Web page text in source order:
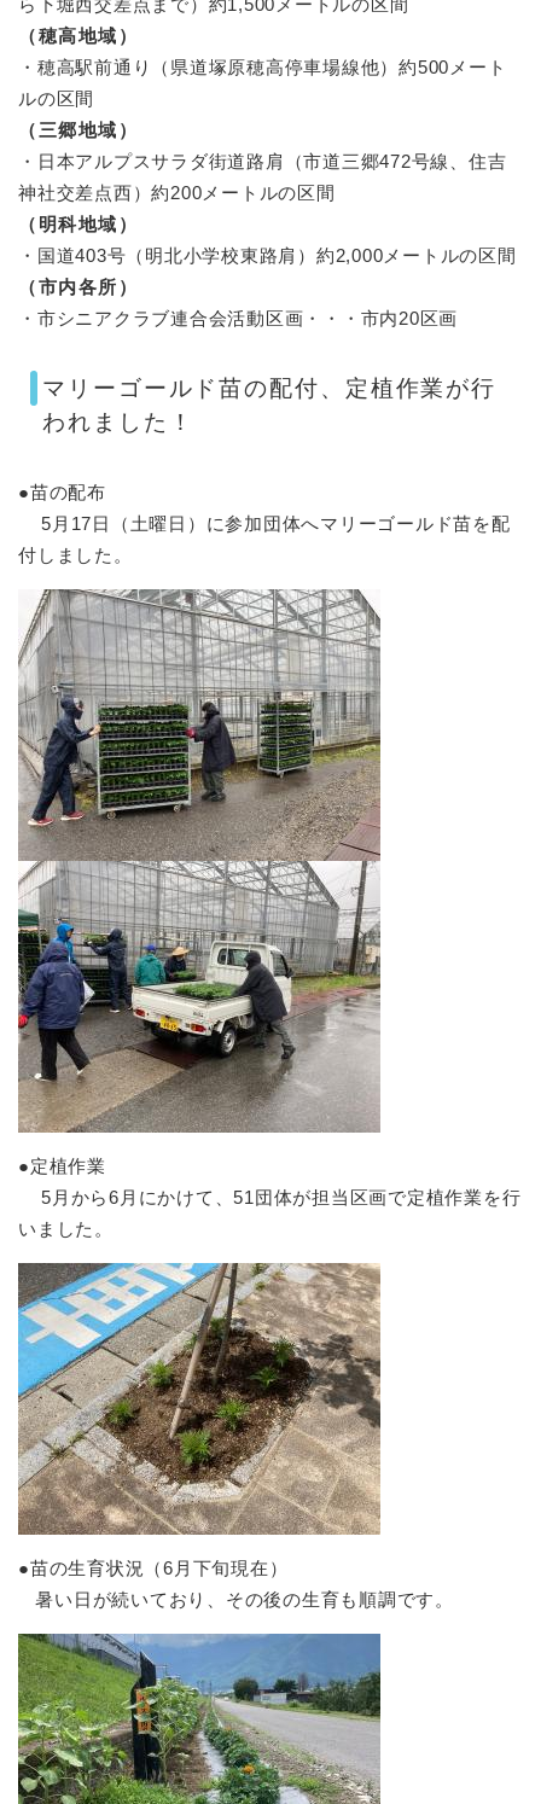
ら下堀西交差点まで）約1,500メートルの区間
（穂高地域）
・穂高駅前通り（県道塚原穂高停車場線他）約500メート
ルの区間
（三郷地域）
・日本アルプスサラダ街道路肩（市道三郷472号線、住吉
神社交差点西）約200メートルの区間
（明科地域）
・国道403号（明北小学校東路肩）約2,000メートルの区間
（市内各所）
・市シニアクラブ連合会活動区画・・・市内20区画
マリーゴールド苗の配付、定植作業が行
われました！
●苗の配布
5月17日（土曜日）に参加団体へマリーゴールド苗を配
付しました。
●定植作業
5月から6月にかけて、51団体が担当区画で定植作業を行
いました。
●苗の生育状況（6月下旬現在）
暑い日が続いており、その後の生育も順調です。